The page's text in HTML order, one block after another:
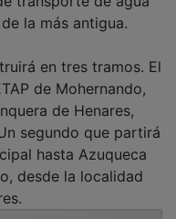
la más antigua.
en tres tramos. El
de Mohernando,
de Henares,
segundo que partirá
hasta Azuqueca
desde la localidad